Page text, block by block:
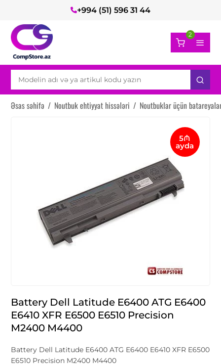
+994 (51) 596 31 44
2
Əsas səhifə / Noutbuk ehtiyyat hissələri / Noutbuklar üçün
5₼
ayda
Battery Dell Latitude E6400 ATG E6400
E6410 XFR E6500 E6510 Precision
M2400 M4400
Battery Dell Latitude E6400 ATG E6400 E6410 XFR E6500
E6510 Precision M2400 M4400